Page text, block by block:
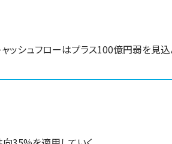
ッシュフローはプラス100億円弱を見込